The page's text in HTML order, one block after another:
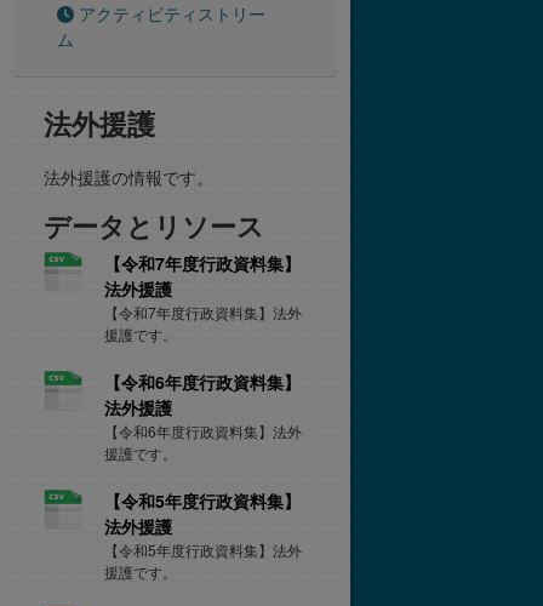
アクティビティストリー
ム
法外援護
法外援護の情報です。
データとリソース
【令和7年度行政資料集】
法外援護
【令和7年度行政資料集】法外
援護です。
【令和6年度行政資料集】
法外援護
【令和6年度行政資料集】法外
援護です。
【令和5年度行政資料集】
法外援護
【令和5年度行政資料集】法外
援護です。